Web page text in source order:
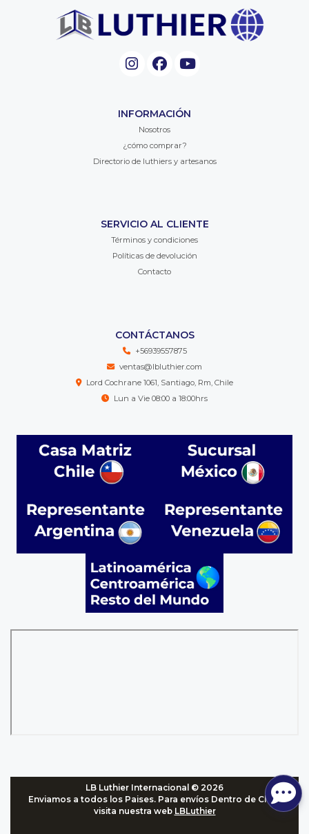
INFORMACIÓN
Nosotros
¿cómo comprar?
Directorio de luthiers y artesanos
SERVICIO AL CLIENTE
Términos y condiciones
Políticas de devolución
Contacto
CONTÁCTANOS
+56939557875
ventas@lbluthier.com
Lord Cochrane 1061, Santiago, Rm, Chile
Lun a Vie 08:00 a 18:00hrs
LB Luthier Internacional © 2026
Enviamos a todos los Paises. Para envíos Dentro de Chile,
visita nuestra web LBLuthier